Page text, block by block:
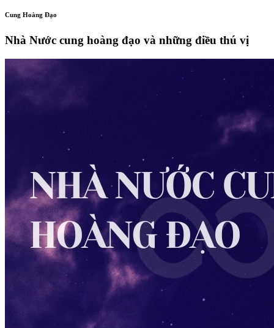
Cung Hoàng Đạo
Nhà Nước cung hoàng đạo và những điều thú vị